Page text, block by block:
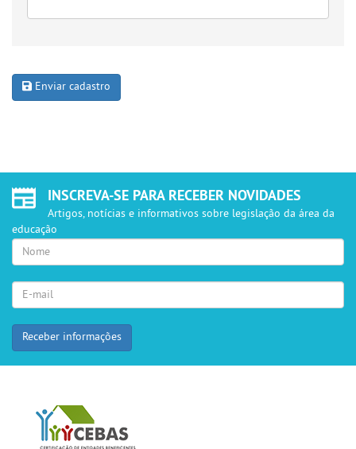
Enviar cadastro
INSCREVA-SE PARA RECEBER NOVIDADES
Artigos, notícias e informativos sobre legislação da área da
educação
Seu
Nome
E-
mail
retorno
Receber informações